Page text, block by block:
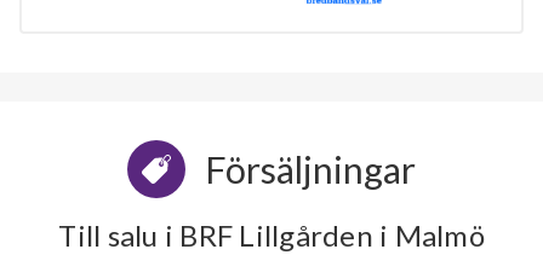
Försäljningar
Till salu i BRF Lillgården i Malmö